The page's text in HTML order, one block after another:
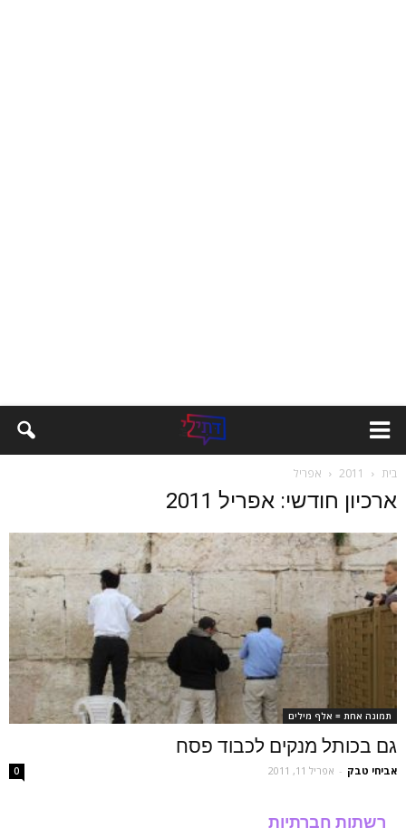
בית 2011 אפריל
ארכיון חודשי: אפריל 2011
תמונה אחת = אלף מילים
גם בכותל מנקים לכבוד פסח
אביחי טבק - אפריל 11, 2011 0
רשתות חברתיות